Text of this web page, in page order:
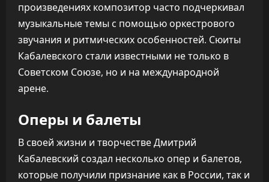
произведениях композитор часто подчеркивал
музыкальные темы с помощью оркестрового
звучания и ритмических особенностей. Сюиты
Кабалевского стали известными не только в
Советском Союзе, но и на международной
арене.
Оперы и балеты
В своей жизни и творчестве Дмитрий
Кабалевский создал несколько опер и балетов,
которые получили признание как в России, так и